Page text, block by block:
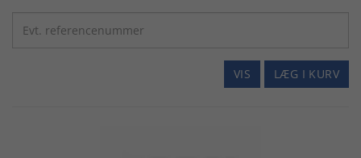
LÆG I KURV
VIS